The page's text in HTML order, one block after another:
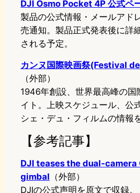
DJI Osmo Pocket 4P 公式ペ
製品の公式情報・メールアド
売通知。製品正式発表後に詳
される予定。
カンヌ国際映画祭(Festival
（外部）
1946年創設、世界最高峰の国
イト。上映スケジュール、公
シェ・デュ・フィルムの情報
【参考記事】
DJI teases the dual-camera
gimbal （外部）
DJIの公式声明を原文で収録